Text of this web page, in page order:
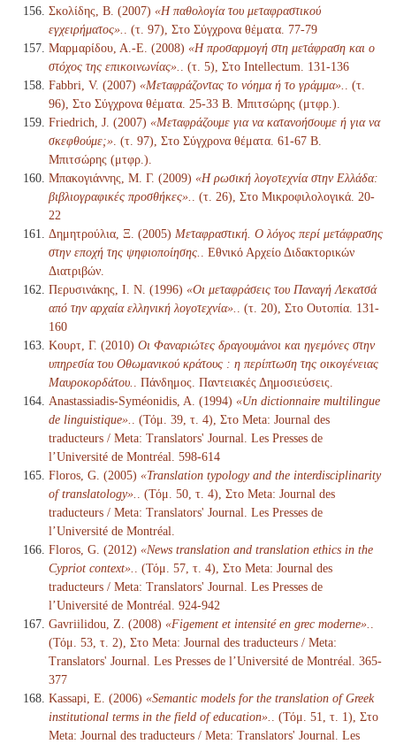
Σκολίδης, Β. (2007) «Η παθολογία του μεταφραστικού
εγχειρήματος».
. (τ. 97), Στο Σύγχρονα θέματα. 77-79
Μαρμαρίδου, Α.-Ε. (2008) «Η προσαρμογή στη μετάφραση και ο
στόχος της επικοινωνίας».
. (τ. 5), Στο Intellectum. 131-136
Fabbri, V. (2007) «Μεταφράζοντας το νόημα ή το γράμμα».
. (τ.
96), Στο Σύγχρονα θέματα. 25-33 Β. Μπιτσώρης (μτφρ.).
Friedrich, J. (2007) «Μεταφράζουμε για να κατανοήσουμε ή για να
σκεφθούμε;» . (τ. 97), Στο Σύγχρονα θέματα. 61-67 Β.
Μπιτσώρης (μτφρ.).
Μπακογιάννης, Μ. Γ. (2009) «Η ρωσική λογοτεχνία στην Ελλάδα:
βιβλιογραφικές προσθήκες».
. (τ. 26), Στο Μικροφιλολογικά. 20-
22
Δημητρούλια, Ξ. (2005) Μεταφραστική. Ο λόγος περί μετάφρασης
στην εποχή της ψηφιοποίησης.
. Εθνικό Αρχείο Διδακτορικών
Διατριβών.
Περυσινάκης, Ι. Ν. (1996) «Οι μεταφράσεις του Παναγή Λεκατσά
από την αρχαία ελληνική λογοτεχνία».
. (τ. 20), Στο Ουτοπία. 131-
160
Κουρτ, Γ. (2010) Οι Φαναριώτες δραγουμάνοι και ηγεμόνες στην
υπηρεσία του Οθωμανικού κράτους : η περίπτωση της οικογένειας
Μαυροκορδάτου.
. Πάνδημος. Παντειακές Δημοσιεύσεις.
Anastassiadis-Syméonidis, A. (1994) «Un dictionnaire multilingue
de linguistique».
. (Τόμ. 39, τ. 4), Στο Meta: Journal des
traducteurs / Meta: Translators' Journal. Les Presses de
l’Université de Montréal. 598-614
Floros, G. (2005) «Translation typology and the interdisciplinarity
of translatology».
. (Τόμ. 50, τ. 4), Στο Meta: Journal des
traducteurs / Meta: Translators' Journal. Les Presses de
l’Université de Montréal.
Floros, G. (2012) «News translation and translation ethics in the
Cypriot context».
. (Τόμ. 57, τ. 4), Στο Meta: Journal des
traducteurs / Meta: Translators' Journal. Les Presses de
l’Université de Montréal. 924-942
Gavriilidou, Z. (2008) «Figement et intensité en grec moderne».
(Τόμ. 53, τ. 2), Στο Meta: Journal des traducteurs / Meta:
Translators' Journal. Les Presses de l’Université de Montréal. 365-
377
Kassapi, E. (2006) «Semantic models for the translation of Greek
institutional terms in the field of education».
. (Τόμ. 51, τ. 1), Στο
Meta: Journal des traducteurs / Meta: Translators' Journal. Les